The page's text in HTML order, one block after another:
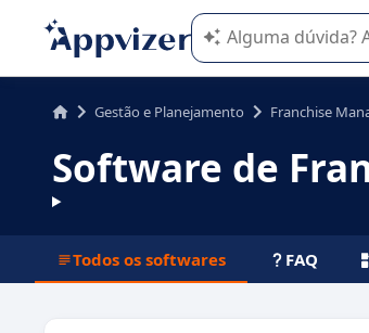
A IA do Appvizer o
Gestão e Planejamento Franchise
Software de
Todos os softwares FAQ